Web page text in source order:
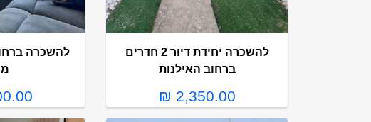
להשכרה יחידת דיור 2 חדרים
ברחוב האילנות
2,350.00 ₪
להשכרה
₪